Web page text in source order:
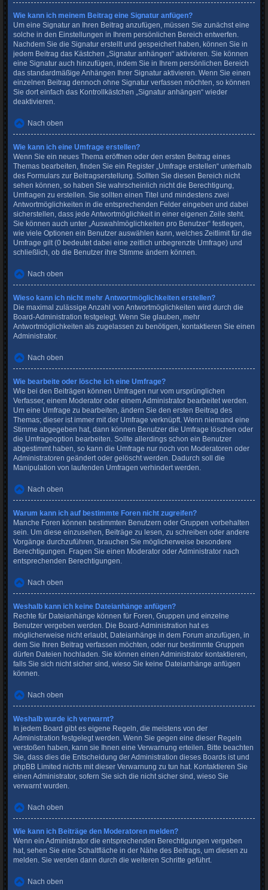
Wie kann ich meinem Beitrag eine Signatur anfügen?
Um eine Signatur an Ihren Beitrag anzufügen, müssen Sie zunächst eine
solche in den Einstellungen in Ihrem persönlichen Bereich entwerfen.
Nachdem Sie die Signatur erstellt und gespeichert haben, können Sie in
jedem Beitrag das Kästchen „Signatur anhängen“ aktivieren. Sie können
eine Signatur auch hinzufügen, indem Sie in Ihrem persönlichen Bereich
das standardmäßige Anhängen Ihrer Signatur aktivieren. Wenn Sie einen
einzelnen Beitrag dennoch ohne Signatur verfassen möchten, so können
Sie dort einfach das Kontrollkästchen „Signatur anhängen“ wieder
deaktivieren.
Nach oben
Wie kann ich eine Umfrage erstellen?
Wenn Sie ein neues Thema eröffnen oder den ersten Beitrag eines
Themas bearbeiten, finden Sie ein Register „Umfrage erstellen“ unterhalb
des Formulars zur Beitragserstellung. Sollten Sie diesen Bereich nicht
sehen können, so haben Sie wahrscheinlich nicht die Berechtigung,
Umfragen zu erstellen. Sie sollten einen Titel und mindestens zwei
Antwortmöglichkeiten in die entsprechenden Felder eingeben und dabei
sicherstellen, dass jede Antwortmöglichkeit in einer eigenen Zeile steht.
Sie können auch unter „Auswahlmöglichkeiten pro Benutzer“ festlegen,
wie viele Optionen ein Benutzer auswählen kann, welches Zeitlimit für die
Umfrage gilt (0 bedeutet dabei eine zeitlich unbegrenzte Umfrage) und
schließlich, ob die Benutzer ihre Stimme ändern können.
Nach oben
Wieso kann ich nicht mehr Antwortmöglichkeiten erstellen?
Die maximal zulässige Anzahl von Antwortmöglichkeiten wird durch die
Board-Administration festgelegt. Wenn Sie glauben, mehr
Antwortmöglichkeiten als zugelassen zu benötigen, kontaktieren Sie einen
Administrator.
Nach oben
Wie bearbeite oder lösche ich eine Umfrage?
Wie bei den Beiträgen können Umfragen nur vom ursprünglichen
Verfasser, einem Moderator oder einem Administrator bearbeitet werden.
Um eine Umfrage zu bearbeiten, ändern Sie den ersten Beitrag des
Themas; dieser ist immer mit der Umfrage verknüpft. Wenn niemand eine
Stimme abgegeben hat, dann können Benutzer die Umfrage löschen oder
die Umfrageoption bearbeiten. Sollte allerdings schon ein Benutzer
abgestimmt haben, so kann die Umfrage nur noch von Moderatoren oder
Administratoren geändert oder gelöscht werden. Dadurch soll die
Manipulation von laufenden Umfragen verhindert werden.
Nach oben
Warum kann ich auf bestimmte Foren nicht zugreifen?
Manche Foren können bestimmten Benutzern oder Gruppen vorbehalten
sein. Um diese einzusehen, Beiträge zu lesen, zu schreiben oder andere
Vorgänge durchzuführen, brauchen Sie möglicherweise besondere
Berechtigungen. Fragen Sie einen Moderator oder Administrator nach
entsprechenden Berechtigungen.
Nach oben
Weshalb kann ich keine Dateianhänge anfügen?
Rechte für Dateianhänge können für Foren, Gruppen und einzelne
Benutzer vergeben werden. Die Board-Administration hat es
möglicherweise nicht erlaubt, Dateianhänge in dem Forum anzufügen, in
dem Sie Ihren Beitrag verfassen möchten, oder nur bestimmte Gruppen
dürfen Dateien hochladen. Sie können einen Administrator kontaktieren,
falls Sie sich nicht sicher sind, wieso Sie keine Dateianhänge anfügen
können.
Nach oben
Weshalb wurde ich verwarnt?
In jedem Board gibt es eigene Regeln, die meistens von der
Administration festgelegt werden. Wenn Sie gegen eine dieser Regeln
verstoßen haben, kann sie Ihnen eine Verwarnung erteilen. Bitte beachten
Sie, dass dies die Entscheidung der Administration dieses Boards ist und
phpBB Limited nichts mit dieser Verwarnung zu tun hat. Kontaktieren Sie
einen Administrator, sofern Sie sich die nicht sicher sind, wieso Sie
verwarnt wurden.
Nach oben
Wie kann ich Beiträge den Moderatoren melden?
Wenn ein Administrator die entsprechenden Berechtigungen vergeben
hat, sehen Sie eine Schaltfläche in der Nähe des Beitrags, um diesen zu
melden. Sie werden dann durch die weiteren Schritte geführt.
Nach oben